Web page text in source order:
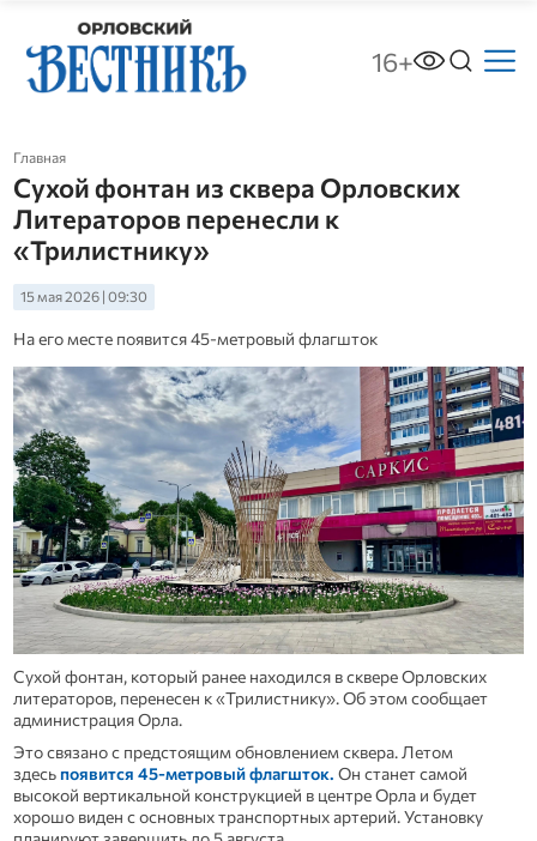
16+
Главная
Сухой фонтан из сквера Орловских
Литераторов перенесли к
«Трилистнику»
15 мая 2026 | 09:30
На его месте появится 45-метровый флагшток
Сухой фонтан, который ранее находился в сквере Орловских
литераторов, перенесен к «Трилистнику». Об этом сообщает
администрация Орла.
Это связано с предстоящим обновлением сквера. Летом
здесьпоявится 45-метровый флагшток. Он станет самой
высокой вертикальной конструкцией в центре Орла и будет
хорошо виден с основных транспортных артерий. Установку